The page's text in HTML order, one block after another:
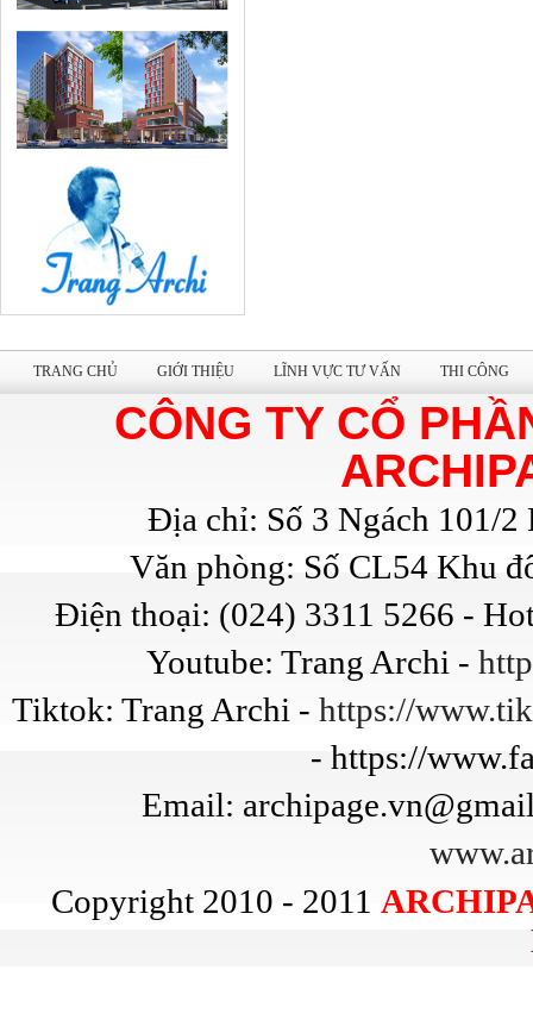
TRANG CHỦ GIỚI THIỆU LĨNH VỰC TƯ VẤN THI CÔNG
CÔNG TY CỔ
Địa chỉ: Số 3 Ngách 101/2
Văn phòng: Số CL54 Khu
Điện thoại: (024) 3311 5266 -
Youtube: Trang Archi -
Tiktok: Trang Archi - https://
- https://
Email:
Copyright 2010 - 2011